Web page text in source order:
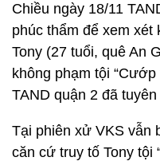
Chiều ngày 18/11
phúc thẩm để xem xét
Tony (27 tuổi, quê An
không phạm tội
TAND quận 2 đã
Tại phiên xử VKS vẫn
căn cứ truy tố Tony tội